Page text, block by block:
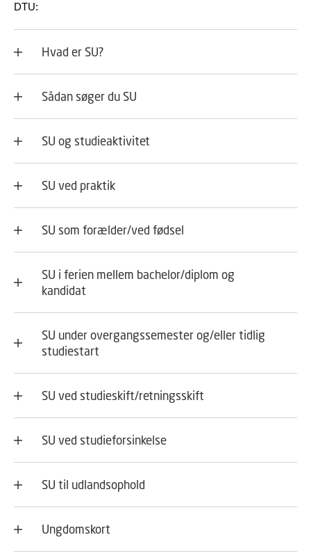
DTU:
Hvad er SU?
Sådan søger du SU
SU og studieaktivitet
SU ved praktik
SU som forælder/ved fødsel
SU i ferien mellem bachelor/diplom og
kandidat
SU under overgangssemester og/eller tidlig
studiestart
SU ved studieskift/retningsskift
SU ved studieforsinkelse
SU til udlandsophold
Ungdomskort